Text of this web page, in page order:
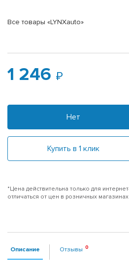
Все товары «LYNXauto»
1 246
Нет
Купить в 1 клик
*Цена действительна только для
отличаться от цен в розничных магазинах
Описание Отзывы